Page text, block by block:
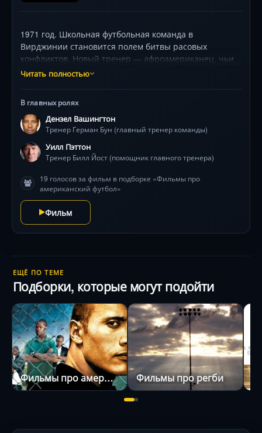
1971 год. Школьная футбольная команда в
Вирджинии становится полем битвы расовых
конфликтов. Новый тренер — афроамериканец, чьи
жёсткие методы и непоколебимая воля заставляют
предательством, давлением общества и личными
драмами. Спорт здесь — лишь начало большой
войны за человечность.
Читать полностью
В главных ролях
Дензел Вашингтон
Тренер Герман Бун (главный тренер команды)
Уилл Пэттон
Тренер Билл Йост (помощник главного тренера)
19 голосов за фильм в подборке «Фильмы про
американский футбол»
Фильм
ЕЩЁ ПО ТЕМЕ
Подборки, которые могут подойти
Фильмы про американский футбол Фильмы про регби